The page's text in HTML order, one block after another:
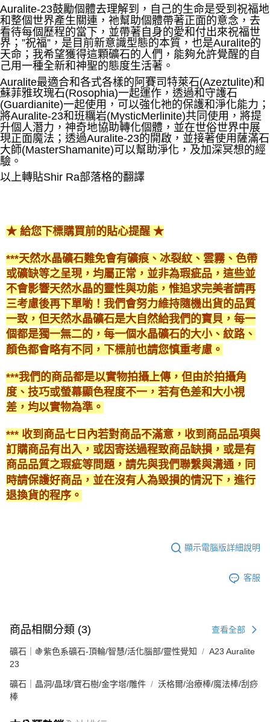
Auralite-23鼓勵個體去理解到，自己的生命是受到祝福地
和整個世界產生關連，祂幫助個體帶著正面的意念，去
看待每個歷程的當下，並帶著自身的愛和付出來祝福世
界；”祝福”，是目前新意識型態的本質，也是Auralite的
天命；我希望獲得這顆礦石的人們，能夠允許覺醒的自
己用一種全新和神聖的態度生活著。
Auralite最適合和各式各樣的阿賽司特萊石(Azeztulite)和
蘇菲雅玫瑰石(Rosophia)一起運作，透過和守護石
(Guardianite)一起使用，可以強化祂的保護和淨化能力；
將Auralite-23和班糲岩(MysticMerlinite)共同使用，將提
升個人潛力，神奇地協助轉化個體，並在世俗世界中展
現正面魔法；透過Auralite-23的開啟，並接著使用薩滿石
大師(MasterShamanite)可以幫助淨化，及加深冥想的經
驗。
以上轉貼Shir Ra部落格的翻譯
★ 給您下標購買前的貼心提醒 ★
***天然水晶礦石難免會有礦痕、冰裂紋、雲霧、色帶
或礦缺等之呈現，均屬正常，並非為瑕疵品，這些並
不會影響天然水晶的靈性與功能，惟追求完美者請再
三考慮後再下單喲！我們會努力維持隨機出貨的品質
一致，但天然水晶礦石是大自然給我們的寶貝，每一
個都是獨一無二的，每一個水晶礦石的大小、紋路、
顏色都會略有不同，下標前也請您慎重考慮。
***我們的商品都是以實物拍攝上傳，但由於拍攝角
度、技巧或螢幕顯色程度不一，若有色差和大小視
差，均以實物為準。
*** 收到商品七日內若對商品不滿意，收到商品品項與
訂購商品有出入，或因寄送過程致商品缺損，或是有
商品品質之瑕疵等問題，請先與我們聯繫與溝通，同
時請保護好商品，並在沒有人為毀損的情況下，進行
退換貨的程序。
顯示電腦版詳細說明
客服
商品相關分類 (3) 查看全部
礦石｜🍇紫色系礦石-頂輪/智慧/活化腦部/靈性覺知
A23 Auralite
23
礦石｜晶洞/晶球/寶石樹/金字塔/雕件
沃格爾/治療棒/魔法棒/刮痧
棒